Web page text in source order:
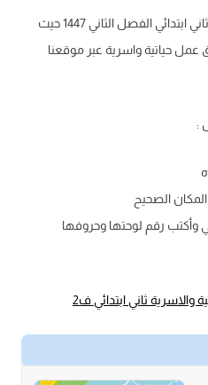
اوراق عمل مهارات حياتية واسرية ثاني ابتدائي الفصل الثاني 1447 حيث
حياتية واسرية عبر موقعنا
:
الصحيح
وأكتب رقم لوحتها وحروفها
والاسرية ثاني ابتدائي ف2